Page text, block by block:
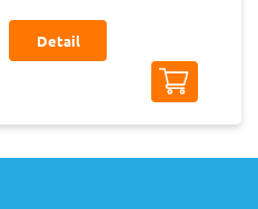
Detail